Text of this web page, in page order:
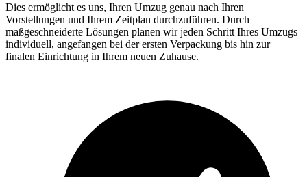
Dies ermöglicht es uns, Ihren Umzug genau nach Ihren
Vorstellungen und Ihrem Zeitplan durchzuführen. Durch
maßgeschneiderte Lösungen planen wir jeden Schritt Ihres Umzugs
individuell, angefangen bei der ersten Verpackung bis hin zur
finalen Einrichtung in Ihrem neuen Zuhause.